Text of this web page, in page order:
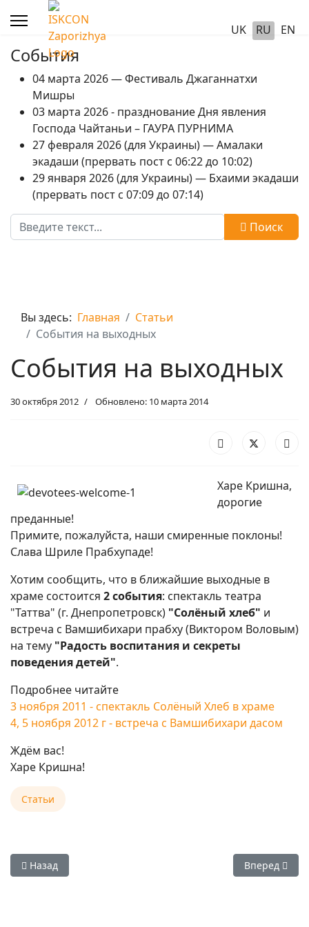
UK RU EN
События
04 марта 2026 — Фестиваль Джаганнатхи
Мишры
03 марта 2026 - празднование Дня явления
Господа Чайтаньи – ГАУРА ПУРНИМА
27 февраля 2026 (для Украины) — Амалаки
экадаши (прервать пост с 06:22 до 10:02)
29 января 2026 (для Украины) — Бхаими экадаши
(прервать пост с 07:09 до 07:14)
Поиск
Поиск
Вы здесь: Главная
Статьи
События на выходных
События на выходных
30 октября 2012 Обновлено: 10 марта 2014
Харе Кришна,
дорогие
преданные!
Примите, пожалуйста, наши смиренные поклоны!
Слава Шриле Прабхупаде!
Хотим сообщить, что в ближайшие выходные в
храме состоится 2 события: спектакль театра
"Таттва" (г. Днепропетровск) "Солёный хлеб" и
встреча с Вамшибихари прабху (Виктором Воловым)
на тему "Радость воспитания и секреты
поведения детей".
Подробнее читайте
3 ноября 2011 - спектакль Солёный Хлеб в храме
4, 5 ноября 2012 г - встреча с Вамшибихари дасом
Ждём вас!
Харе Кришна!
Статьи
Предыдущий: Ведический леди-клуб
Назад Следующий:
Вперед